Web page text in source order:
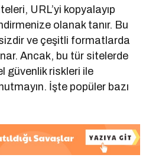
URL’yi kopyalayıp
olanak tanır. Bu
ve çeşitli formatlarda
Ancak, bu tür sitelerde
güvenlik riskleri ile
İşte popüler bazı